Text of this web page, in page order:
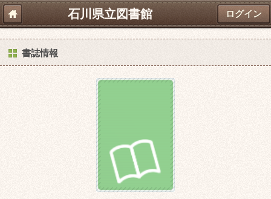
石川県立図書館 ログイン
書誌情報